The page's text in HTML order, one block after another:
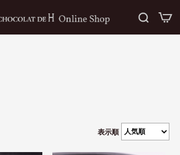
表示順